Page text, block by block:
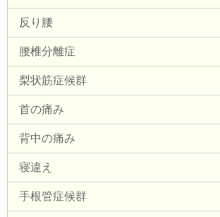
反り腰
腰椎分離症
梨状筋症候群
首の痛み
背中の痛み
寝違え
手根管症候群